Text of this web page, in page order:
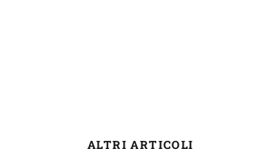
ALTRI ARTICOLI